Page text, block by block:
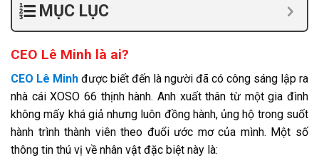
MỤC LỤC
CEO Lê Minh là ai?
CEO Lê Minh được biết đến là người đã có công sáng lập ra
nhà cái XOSO 66 thịnh hành. Anh xuất thân từ một gia đình
không mấy khá giả nhưng luôn đồng hành, ủng hộ trong suốt
hành trình thành viên theo đuổi ước mơ của mình. Một số
thông tin thú vị về nhân vật đặc biệt này là: